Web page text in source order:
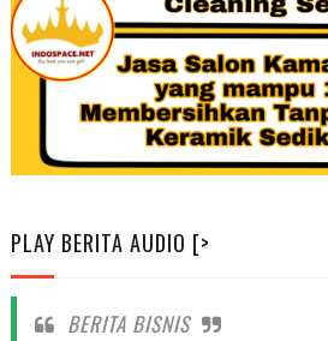
PLAY BERITA AUDIO [>
BERITA BISNIS